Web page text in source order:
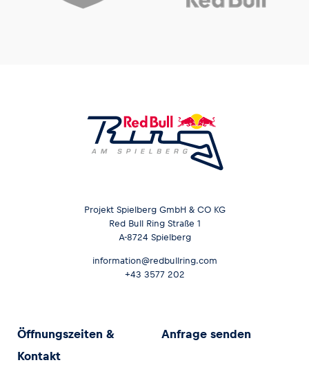
Projekt Spielberg GmbH & CO KG
Red Bull Ring Straße 1
A-8724 Spielberg
information@redbullring.com
+43 3577 202
Öffnungszeiten &
Kontakt
Anfrage senden